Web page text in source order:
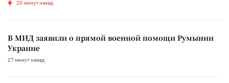
20 минут назад
В МИД заявили о прямой военной помощи Румынии
Украине
27 минут назад